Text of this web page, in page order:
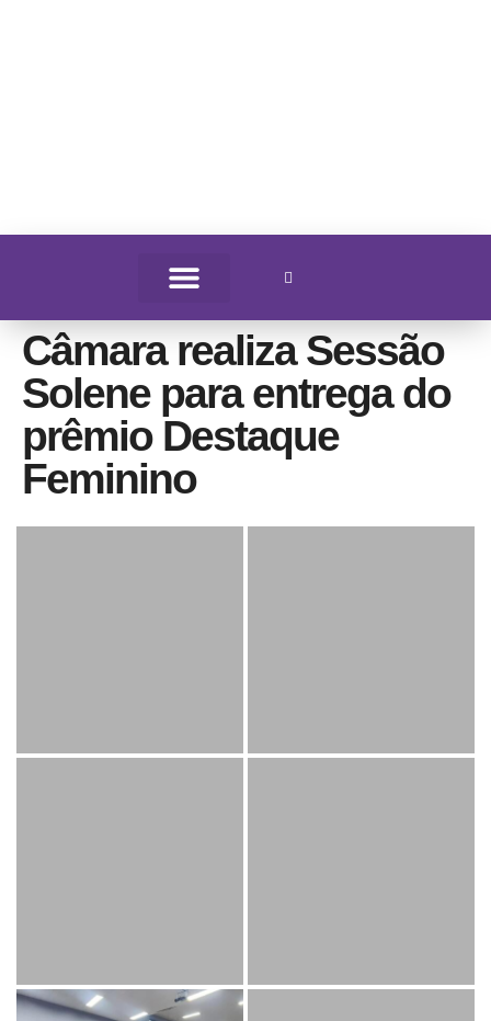
Câmara realiza Sessão
Solene para entrega do
prêmio Destaque
Feminino